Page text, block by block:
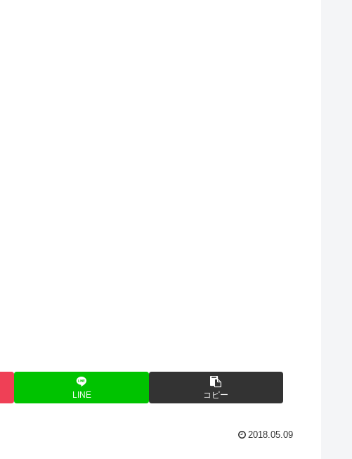
LINE コピー
2018.05.09